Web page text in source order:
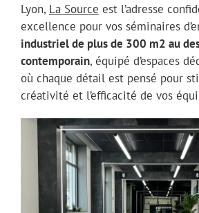
Lyon, La Source est l’adresse
excellence pour vos séminaires
industriel de plus de 300 m2 au
contemporain, équipé d’espaces
où chaque détail est pensé pour
créativité et l’efficacité de vos